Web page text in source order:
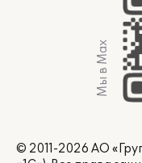
Мы в Max
© 2011-2026 АО